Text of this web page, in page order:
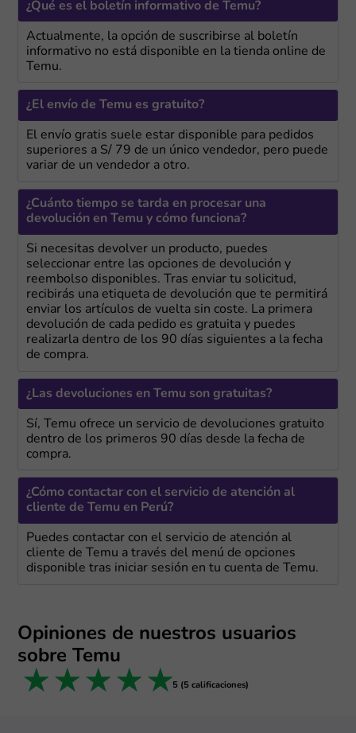
¿Qué es el boletín informativo de Temu?
Actualmente, la opción de suscribirse al boletín
informativo no está disponible en la tienda online de
Temu.
¿El envío de Temu es gratuito?
El envío gratis suele estar disponible para pedidos
superiores a S/ 79 de un único vendedor, pero puede
variar de un vendedor a otro.
¿Cuánto tiempo se tarda en procesar una
devolución en Temu y cómo funciona?
Si necesitas devolver un producto, puedes
seleccionar entre las opciones de devolución y
reembolso disponibles. Tras enviar tu solicitud,
recibirás una etiqueta de devolución que te permitirá
enviar los artículos de vuelta sin coste. La primera
devolución de cada pedido es gratuita y puedes
realizarla dentro de los 90 días siguientes a la fecha
de compra.
¿Las devoluciones en Temu son gratuitas?
Sí, Temu ofrece un servicio de devoluciones gratuito
dentro de los primeros 90 días desde la fecha de
compra.
¿Cómo contactar con el servicio de atención al
cliente de Temu en Perú?
Puedes contactar con el servicio de atención al
cliente de Temu a través del menú de opciones
disponible tras iniciar sesión en tu cuenta de Temu.
Opiniones de nuestros usuarios
sobre Temu
5 stars
4 stars
3 stars
2 stars
1 star 5 (5 calificaciones)